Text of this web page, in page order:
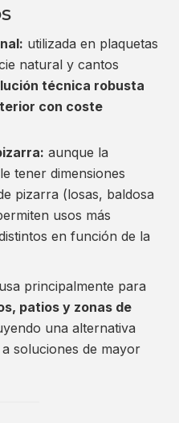
utilizada en plaquetas
natural y cantos
técnica robusta
con coste
aunque la
tener dimensiones
pizarra (losas, baldosa
usos más
en función de la
principalmente para
patios y zonas de
una alternativa
soluciones de mayor